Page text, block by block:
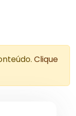
Clique